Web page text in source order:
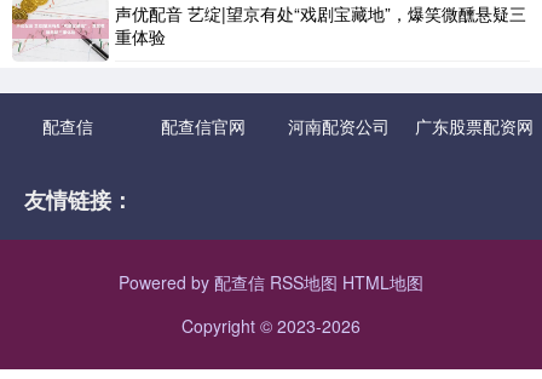
声优配音 艺绽|望京有处“戏剧宝藏地”，爆笑微醺悬疑三
重体验
配查信 配查信官网 河南配资公司 广东股票配资网
友情链接：
Powered by 配查信 RSS地图 HTML地图
Copyright © 2023-2026